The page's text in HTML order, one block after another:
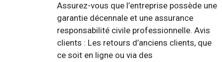
Assurez-vous que l’entreprise possède une
garantie décennale et une assurance
responsabilité civile professionnelle. Avis
clients : Les retours d’anciens clients, que
ce soit en ligne ou via des